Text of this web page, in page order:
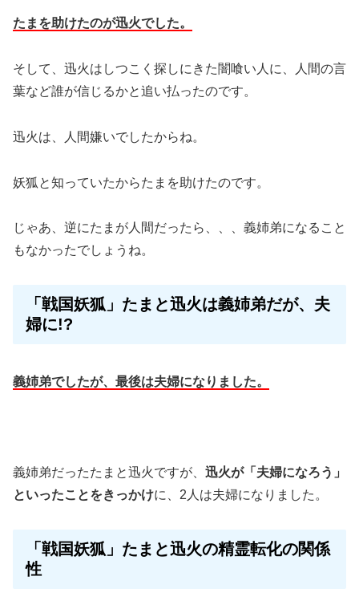
たまを助けたのが迅火でした。
そして、迅火はしつこく探しにきた闇喰い人に、人間の言
葉など誰が信じるかと追い払ったのです。
迅火は、人間嫌いでしたからね。
妖狐と知っていたからたまを助けたのです。
じゃあ、逆にたまが人間だったら、、、義姉弟になること
もなかったでしょうね。
「戦国妖狐」たまと迅火は義姉弟だが、夫
婦に!?
義姉弟でしたが、最後は夫婦になりました。
義姉弟だったたまと迅火ですが、 迅火が「夫婦になろう」
といったことをきっかけに、2人は夫婦になりました。
「戦国妖狐」たまと迅火の精霊転化の関係
性